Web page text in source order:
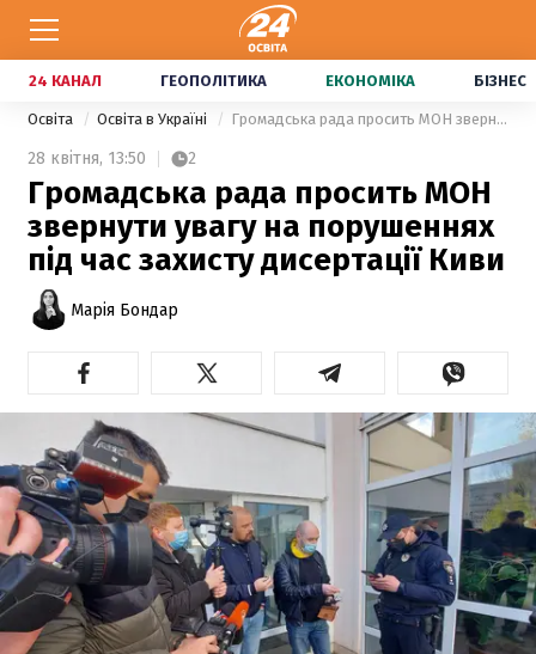
24 КАНАЛ ГЕОПОЛІТИКА ЕКОНОМІКА БІЗНЕС
Освіта Освіта в Україні Громадська рада просить МОН звернути увагу на порушеннях під час захисту дисертації Киви
28 квітня, 13:50 2
Громадська рада просить МОН
звернути увагу на порушеннях
під час захисту дисертації Киви
Марія Бондар